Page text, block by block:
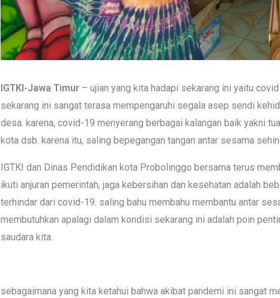
IGTKI-Jawa Timur – ujian yang kita hadapi sekarang ini yaitu
sekarang ini sangat terasa mempengaruhi segala asep sendi
desa. karena, covid-19 menyerang berbagai kalangan baik yakni
kota dsb. karena itu, saling bepegangan tangan antar sesama
IGTKI dan Dinas Pendidikan kota Probolinggo bersama terus
ikuti anjuran pemerintah, jaga kebersihan dan kesehatan adalah
terhindar dari covid-19. saling bahu membahu membantu antar
membutuhkan apalagi dalam kondisi sekarang ini adalah poin
saudara kita.
sebagaimana yang kita ketahui bahwa akibat pandemi ini sangat